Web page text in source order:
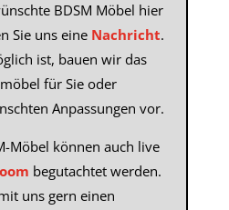
BDSM Möbel hier
Sie uns eine Nachricht.
ist, bauen wir das
für Sie oder
Anpassungen vor.
Möbel können auch live
begutachtet werden.
uns gern einen